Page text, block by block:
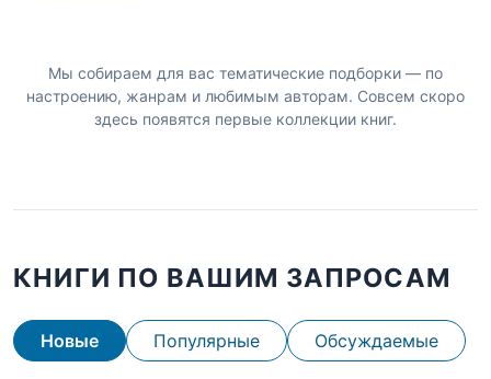
Мы собираем для вас тематические подборки — по
настроению, жанрам и любимым авторам. Совсем скоро
здесь появятся первые коллекции книг.
КНИГИ ПО ВАШИМ ЗАПРОСАМ
Новые Популярные Обсуждаемые